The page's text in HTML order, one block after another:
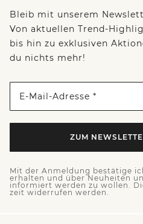
Bleib mit unserem
Von aktuellen Trend-
bis hin zu exklusiven
du nichts mehr!
E-Mail-Adresse *
ZUM
Mit der Anmeldung bestätige
erhalten und über Neuheiten
informiert werden zu wollen.
zeit widerrufen werden.